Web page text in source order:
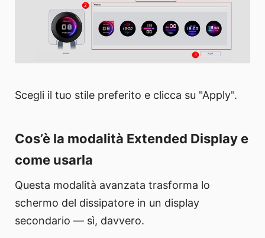
Scegli il tuo stile preferito e clicca su "Apply".
Cos’è la modalità Extended Display e
come usarla
Questa modalità avanzata trasforma lo
schermo del dissipatore in un display
secondario — sì, davvero.